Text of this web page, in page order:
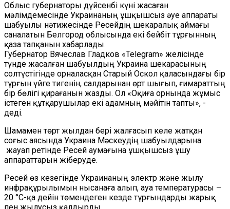
Облыс губернаторы дүйсенбі күні жасаған
мәлімдемесінде Украинаның ұшқышсыз әуе аппараты
шабуылы нәтижесінде Ресейдің шекаралық аймағы
саналатын Белгород облысында екі бейбіт тұрғынның
қаза тапқанын хабарлады.
Губернатор Вячеслав Гладков «Telegram» желісінде
түнде жасалған шабуылдың Украина шекарасының
солтүстігінде орналасқан Старый Оскол қаласындағы бір
тұрғын үйге тигенін, салдарынан өрт шығып, ғимараттың
бір бөлігі қирағанын жазды. Ол «Оқиға орнында жұмыс
істеген құтқарушылар екі адамның мәйітін тапты», -
деді.
Шамамен төрт жылдан бері жалғасып келе жатқан
соғыс аясында Украина Мәскеудің шабуылдарына
жауап ретінде Ресей аумағына ұшқышсыз ұшу
аппараттарын жіберуде.
Ресей өз кезегінде Украинаның электр және жылу
инфрақұрылымын нысанаға алып, ауа температурасы –
20 °C-қа дейін төмендеген кезде тұрғындарды жарық